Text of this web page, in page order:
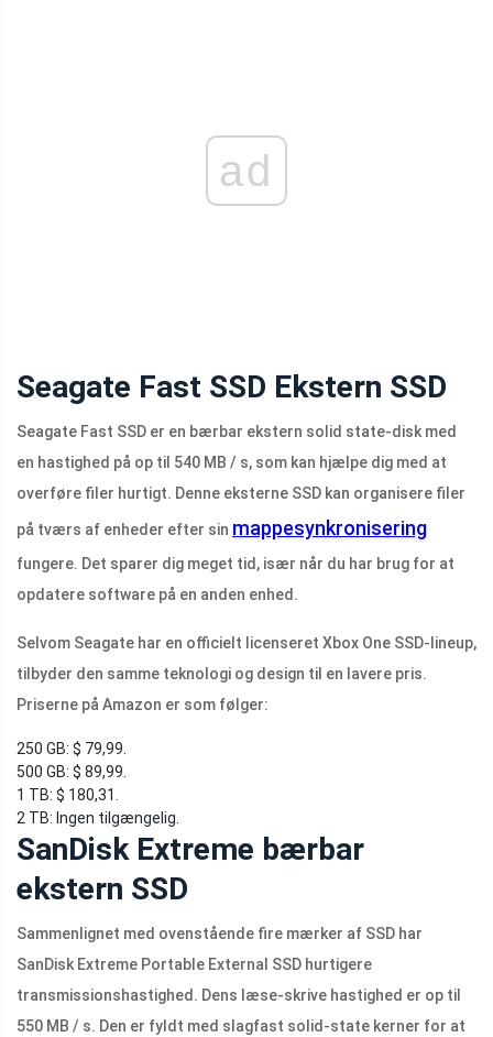
ad
Seagate Fast SSD Ekstern SSD
Seagate Fast SSD er en bærbar ekstern solid state-disk med
en hastighed på op til 540 MB / s, som kan hjælpe dig med at
overføre filer hurtigt. Denne eksterne SSD kan organisere filer
på tværs af enheder efter sin mappesynkronisering
fungere. Det sparer dig meget tid, især når du har brug for at
opdatere software på en anden enhed.
Selvom Seagate har en officielt licenseret Xbox One SSD-lineup,
tilbyder den samme teknologi og design til en lavere pris.
Priserne på Amazon er som følger:
250 GB: $ 79,99.
500 GB: $ 89,99.
1 TB: $ 180,31.
2 TB: Ingen tilgængelig.
SanDisk Extreme bærbar
ekstern SSD
Sammenlignet med ovenstående fire mærker af SSD har
SanDisk Extreme Portable External SSD hurtigere
transmissionshastighed. Dens læse-skrive hastighed er op til
550 MB / s. Den er fyldt med slagfast solid-state kerner for at